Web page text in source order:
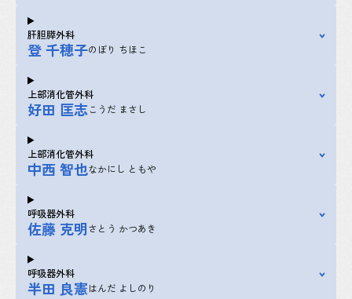
肝胆膵外科
登 千穂子のぼり ちほこ
上部消化管外科
好田 匡志こうだ まさし
上部消化管外科
中西 智也なかにし ともや
呼吸器外科
佐藤 克明さとう かつあき
呼吸器外科
半田 良憲はんだ よしのり